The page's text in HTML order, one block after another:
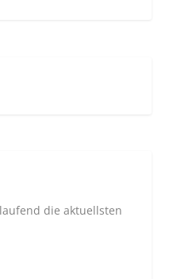
die aktuellsten